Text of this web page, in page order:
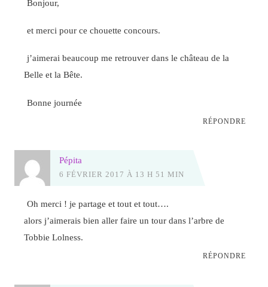
Bonjour,
et merci pour ce chouette concours.
j’aimerai beaucoup me retrouver dans le château de la
Belle et la Bête.
Bonne journée
RÉPONDRE
Pépita
6 FÉVRIER 2017 À 13 H 51 MIN
Oh merci ! je partage et tout et tout….
alors j’aimerais bien aller faire un tour dans l’arbre de
Tobbie Lolness.
RÉPONDRE